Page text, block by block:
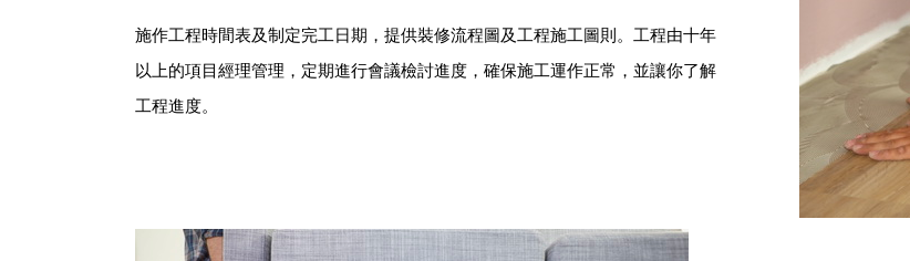
施作工程時間表及制定完工日期，提供裝修流程圖及工程施工圖則。工程由十年
以上的項目經理管理，定期進行會議檢討進度，確保施工運作正常，並讓你了解
工程進度。